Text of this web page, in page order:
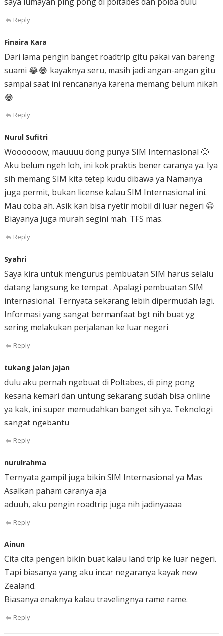
Reply
Finaira Kara
Dari lama pengin banget roadtrip gitu pakai van bareng
suami 😂😂 kayaknya seru, masih jadi angan-angan gitu
sampai saat ini rencananya karena memang belum nikah
😂
Reply
Nurul Sufitri
Woooooow, mauuuu dong punya SIM Internasional 🙂
Aku belum ngeh loh, ini kok praktis bener caranya ya. Iya
sih memang SIM kita tetep kudu dibawa ya Namanya
juga permit, bukan license kalau SIM Internasional ini.
Mau coba ah. Asik kan bisa nyetir mobil di luar negeri 😀
Biayanya juga murah segini mah. TFS mas.
Reply
Syahri
Saya kira untuk mengurus pembuatan SIM harus selalu
datang langsung ke tempat . Apalagi pembuatan SIM
internasional. Ternyata sekarang lebih dipermudah lagi.
Informasi yang sangat bermanfaat bgt nih buat yg
sering melakukan perjalanan ke luar negeri
Reply
tukang jalan jajan
dulu aku pernah ngebuat di Poltabes, di ping pong
kesana kemari dan untung sekarang sudah bisa online
ya kak, ini super memudahkan banget sih ya. Teknologi
sangat ngebantu
Reply
nurulrahma
Ternyata gampil juga bikin SIM Internasional ya Mas
Asalkan paham caranya aja
aduuh, aku pengin roadtrip juga nih jadinyaaaa
Reply
Ainun
Cita cita pengen bikin buat kalau land trip ke luar negeri.
Tapi biasanya yang aku incar negaranya kayak new
Zealand.
Biasanya enaknya kalau travelingnya rame rame.
Reply